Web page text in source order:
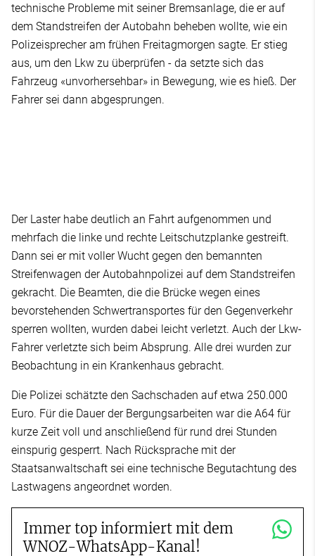
technische Probleme mit seiner Bremsanlage, die er auf
dem Standstreifen der Autobahn beheben wollte, wie ein
Polizeisprecher am frühen Freitagmorgen sagte. Er stieg
aus, um den Lkw zu überprüfen - da setzte sich das
Fahrzeug «unvorhersehbar» in Bewegung, wie es hieß. Der
Fahrer sei dann abgesprungen.
Der Laster habe deutlich an Fahrt aufgenommen und
mehrfach die linke und rechte Leitschutzplanke gestreift.
Dann sei er mit voller Wucht gegen den bemannten
Streifenwagen der Autobahnpolizei auf dem Standstreifen
gekracht. Die Beamten, die die Brücke wegen eines
bevorstehenden Schwertransportes für den Gegenverkehr
sperren wollten, wurden dabei leicht verletzt. Auch der Lkw-
Fahrer verletzte sich beim Absprung. Alle drei wurden zur
Beobachtung in ein Krankenhaus gebracht.
Die Polizei schätzte den Sachschaden auf etwa 250.000
Euro. Für die Dauer der Bergungsarbeiten war die A64 für
kurze Zeit voll und anschließend für rund drei Stunden
einspurig gesperrt. Nach Rücksprache mit der
Staatsanwaltschaft sei eine technische Begutachtung des
Lastwagens angeordnet worden.
Immer top informiert mit dem
WNOZ-WhatsApp-Kanal!